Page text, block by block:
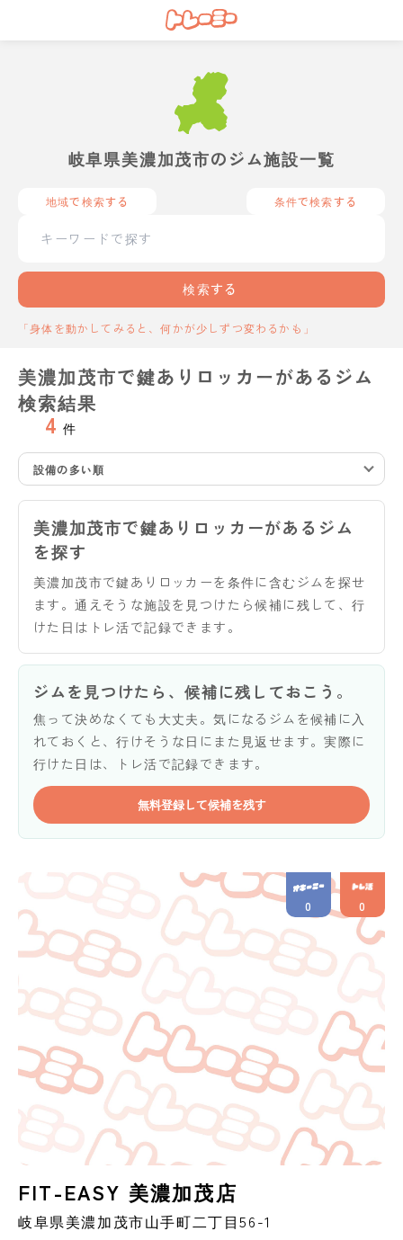
岐阜県美濃加茂市のジム施設一覧
地域で検索する 条件で検索する
検索する
「身体を動かしてみると、何かが少しずつ変わるかも」
美濃加茂市で鍵ありロッカーがあるジム
検索結果
4 件
設備の多い順
美濃加茂市で鍵ありロッカーがあるジム
を探す
美濃加茂市で鍵ありロッカーを条件に含むジムを探せ
ます。通えそうな施設を見つけたら候補に残して、行
けた日はトレ活で記録できます。
ジムを見つけたら、候補に残しておこう。
焦って決めなくても大丈夫。気になるジムを候補に入
れておくと、行けそうな日にまた見返せます。実際に
行けた日は、トレ活で記録できます。
無料登録して候補を残す
FIT-EASY 美濃加茂店
岐阜県美濃加茂市山手町二丁目56-1
0 0